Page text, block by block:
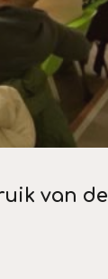
van de